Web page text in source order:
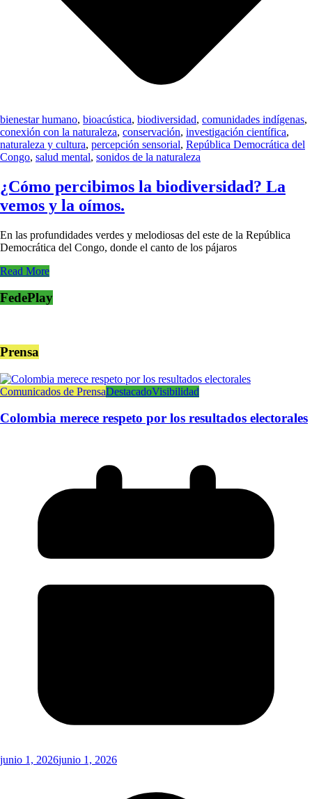
bienestar humano, bioacústica, biodiversidad, comunidades indígenas,
conexión con la naturaleza, conservación, investigación científica,
naturaleza y cultura, percepción sensorial, República Democrática del
Congo, salud mental, sonidos de la naturaleza
¿Cómo percibimos la biodiversidad? La
vemos y la oímos.
En las profundidades verdes y melodiosas del este de la República
Democrática del Congo, donde el canto de los pájaros
Read More
FedePlay
Prensa
Comunicados de PrensaDestacadoVisibilidad
Colombia merece respeto por los resultados electorales
junio 1, 2026junio 1, 2026